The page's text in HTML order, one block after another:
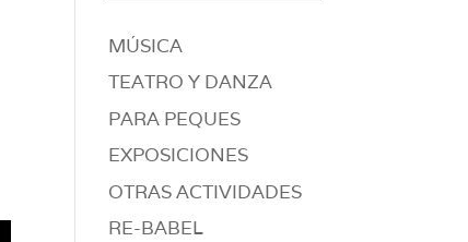
MÚSICA
TEATRO Y DANZA
PARA PEQUES
EXPOSICIONES
OTRAS ACTIVIDADES
RE-BABEL